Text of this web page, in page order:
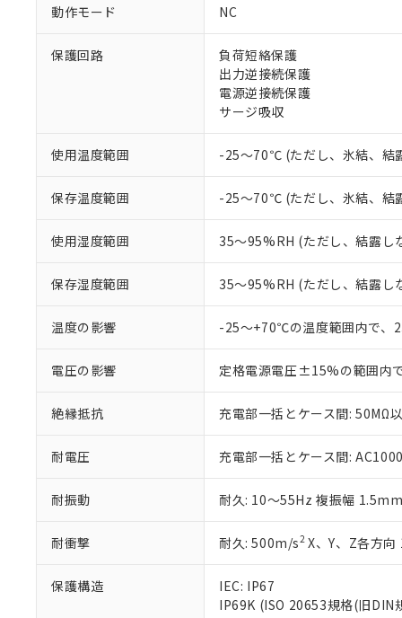
動作モード NC
保護回路
負荷短絡保護
出力逆接続保護
電源逆接続保護
サージ吸収
使用温度範囲 -25～70℃ (ただし、氷結、結
保存温度範囲 -25～70℃ (ただし、氷結、結
使用湿度範囲 35～95%RH (ただし、結露し
保存湿度範囲 35～95%RH (ただし、結露し
温度の影響 -25～+70℃の温度範囲内で
電圧の影響 定格電源電圧±15%の範囲内
絶縁抵抗 充電部一括とケース間: 50MΩ
耐電圧 充電部一括とケース間:
耐振動 耐久: 10～55Hz 複振幅
耐衝撃 耐久: 500m/s2X、Y、Z各方向
保護構造
IEC: IP67
IP69K (ISO 20653規格(旧DIN
在庫状況お
のであり、
当社販売員に
オムロン制
在庫状況お
す。
マイパーツ
お客様が当
が、当社の
※当社の共同
いる法人を
があります。
*EU RoHS指令（10物質
鉛(Pb) 1000ppm以下、
六価クロム(Cr(Ⅵ))
フタル酸エステル類の
※2 対応予定月
部品在庫の切り替
※3 非含有証明
EU RoHS指令（
51物質の非含有証
※本証明書は発行
また、RoHS指令
既に当社にて対応
り割愛しておりま
「○」：最大均質
「×」：最大均質
「－」：未確認で
Pb(鉛) :1000ppm、
Cr(Ⅵ)(六価クロム) :
DBP(フタル酸ジブチル
DEHP(フタル酸ビス(2-
※2 環境保護使
「ｅ」：有害物質
「10」：通常の使
味します。
「－」：未確認で
当社は規制
ます。
置等に一切
当社は、貴
たしません。
記
○ 一定数
△ 一定数に
－
在庫な
機器販
空
白
受注生